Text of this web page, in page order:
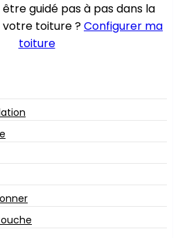
guidé pas à pas dans la
toiture ?Configurer ma
toiture